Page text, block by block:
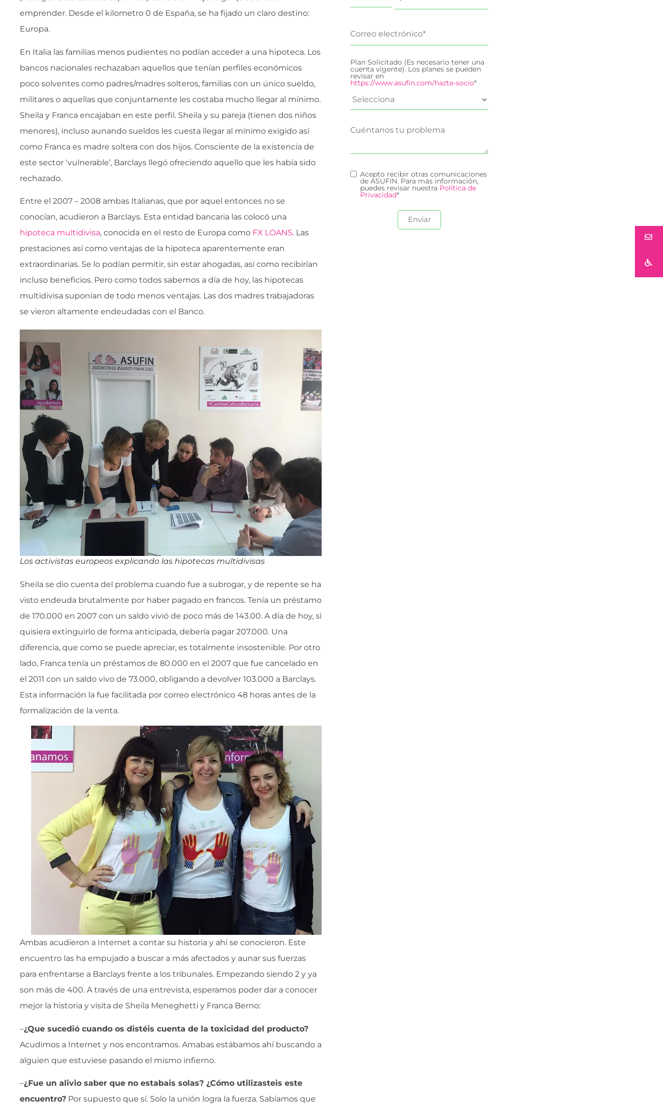
emprender. Desde el kilometro 0 de España, se ha fijado un claro destino:
Europa.
En Italia las familias menos pudientes no podían acceder a una hipoteca. Los
bancos nacionales rechazaban aquellos que tenían perfiles económicos
poco solventes como padres/madres solteros, familias con un único sueldo,
militares o aquellas que conjuntamente les costaba mucho llegar al mínimo.
Sheila y Franca encajaban en este perfil. Sheila y su pareja (tienen dos niños
menores), incluso aunando sueldos les cuesta llegar al mínimo exigido así
como Franca es madre soltera con dos hijos. Consciente de la existencia de
este sector ‘vulnerable’, Barclays llegó ofreciendo aquello que les había sido
rechazado.
Entre el 2007 – 2008 ambas Italianas, que por aquel entonces no se
conocían, acudieron a Barclays. Esta entidad bancaria las colocó una
hipoteca multidivisa, conocida en el resto de Europa como FX LOANS. Las
prestaciones así como ventajas de la hipoteca aparentemente eran
extraordinarias. Se lo podían permitir, sin estar ahogadas, así como recibirían
incluso beneficios. Pero como todos sabemos a día de hoy, las hipotecas
multidivisa suponían de todo menos ventajas. Las dos madres trabajadoras
se vieron altamente endeudadas con el Banco.
Los activistas europeos explicando las hipotecas multidivisas
Sheila se dio cuenta del problema cuando fue a subrogar, y de repente se ha
visto endeuda brutalmente por haber pagado en francos. Tenía un préstamo
de 170.000 en 2007 con un saldo vivió de poco más de 143.00. A día de hoy, si
quisiera extinguirlo de forma anticipada, debería pagar 207.000. Una
diferencia, que como se puede apreciar, es totalmente insostenible. Por otro
lado, Franca tenía un préstamos de 80.000 en el 2007 que fue cancelado en
el 2011 con un saldo vivo de 73.000, obligando a devolver 103.000 a Barclays.
Esta información la fue facilitada por correo electrónico 48 horas antes de la
formalización de la venta.
Ambas acudieron a Internet a contar su historia y ahí se conocieron. Este
encuentro las ha empujado a buscar a más afectados y aunar sus fuerzas
para enfrentarse a Barclays frente a los tribunales. Empezando siendo 2 y ya
son más de 400. A través de una entrevista, esperamos poder dar a conocer
mejor la historia y visita de Sheila Meneghetti y Franca Berno:
–¿Que sucedió cuando os distéis cuenta de la toxicidad del producto?
Acudimos a Internet y nos encontramos. Amabas estábamos ahí buscando a
alguien que estuviese pasando el mismo infierno.
–¿Fue un alivio saber que no estabais solas? ¿Cómo utilizasteis este
encuentro? Por supuesto que sí. Solo la unión logra la fuerza. Sabíamos que
Plan Solicitado (Es necesario tener una
cuenta vigente). Los planes se pueden
revisar en
https://www.asufin.com/hazte-socio*
Acepto recibir otras comunicaciones
de ASUFIN. Para más información,
puedes revisar nuestra Política de
Privacidad*